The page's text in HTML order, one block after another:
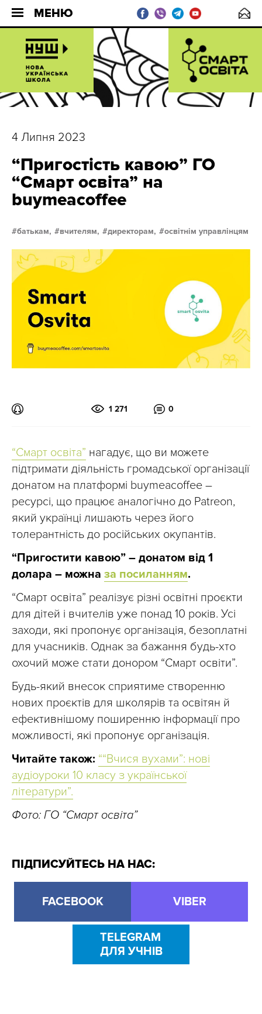
МЕНЮ
4 Липня 2023
“Пригостість кавою” ГО
“Смарт освіта” на
buymeacoffee
батькам, вчителям, директорам, освітнім управлінцям
1 271 0
“Смарт освіта” нагадує, що ви можете
підтримати діяльність громадської організації
донатом на платформі buymeacoffee –
ресурсі, що працює аналогічно до Patreon,
який українці лишають через його
толерантність до російських окупантів.
“Пригостити кавою” – донатом від 1
долара – можна за посиланням.
“Смарт освіта” реалізує різні освітні проєкти
для дітей і вчителів уже понад 10 років. Усі
заходи, які пропонує організація, безоплатні
для учасників. Однак за бажання будь-хто
охочий може стати донором “Смарт освіти”.
Будь-який внесок сприятиме створенню
нових проєктів для школярів та освітян й
ефективнішому поширенню інформації про
можливості, які пропонує організація.
Читайте також: ““Вчися вухами”: нові
аудіоуроки 10 класу з української
літератури”.
Фото: ГО “Смарт освіта”
ПІДПИСУЙТЕСЬ НА НАС:
FACEBOOK VIBER
TELEGRAM
ДЛЯ УЧНІВ